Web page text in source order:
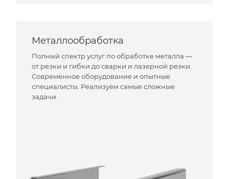
Металлообработка
Полный спектр услуг по обработке металла —
от резки и гибки до сварки и лазерной резки.
Современное оборудование и опытные
специалисты. Реализуем самые сложные
задачи.